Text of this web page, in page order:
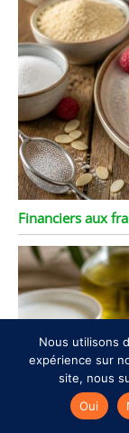
Financiers aux
Nous utilisons
expérience sur
site, nous
Oui